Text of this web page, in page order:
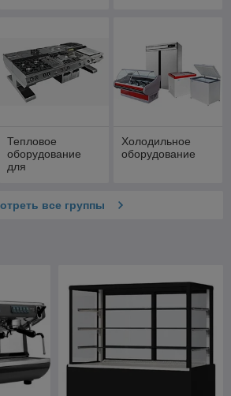
Тепловое
оборудование
для
Холодильное
оборудование
все группы